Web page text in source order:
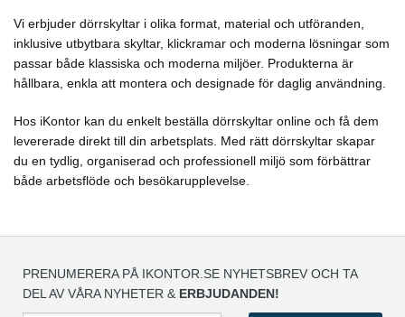
Vi erbjuder dörrskyltar i olika format, material och utföranden,
inklusive utbytbara skyltar, klickramar och moderna lösningar som
passar både klassiska och moderna miljöer. Produkterna är
hållbara, enkla att montera och designade för daglig användning.
Hos iKontor kan du enkelt beställa dörrskyltar online och få dem
levererade direkt till din arbetsplats. Med rätt dörrskyltar skapar
du en tydlig, organiserad och professionell miljö som förbättrar
både arbetsflöde och besökarupplevelse.
PRENUMERERA PÅ IKONTOR.SE NYHETSBREV OCH TA
DEL AV VÅRA NYHETER & ERBJUDANDEN!